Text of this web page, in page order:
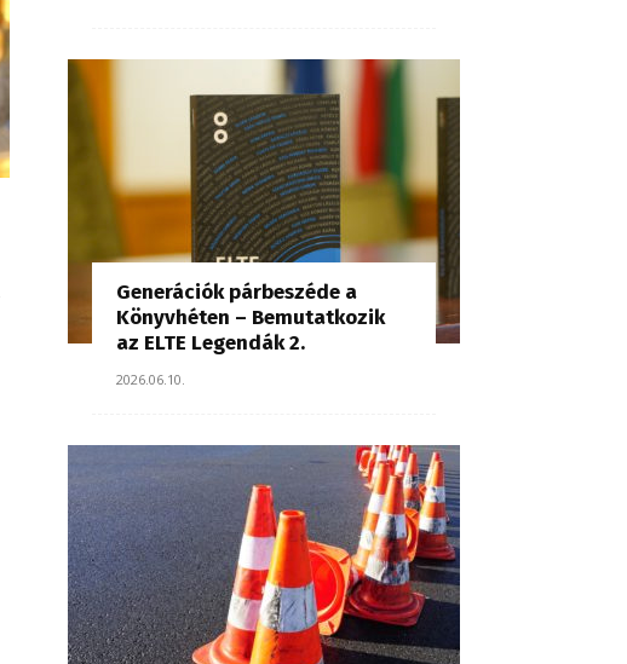
Generációk párbeszéde a
Könyvhéten – Bemutatkozik
az ELTE Legendák 2.
2026.06.10.